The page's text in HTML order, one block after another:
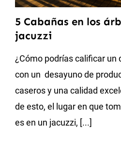
5 Cabañas en los
jacuzzi
¿Cómo podrías calificar un
con un desayuno de
caseros y una calidad
de esto, el lugar en que
es en un jacuzzi, [...]